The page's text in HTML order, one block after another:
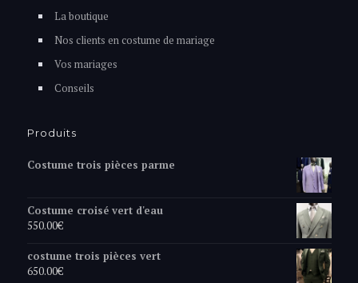
La boutique
Nos clients en costume de mariage
Vos mariages
Conseils
Produits
Costume trois pièces parme
Costume croisé vert d'eau
550.00€
costume trois pièces vert
650.00€